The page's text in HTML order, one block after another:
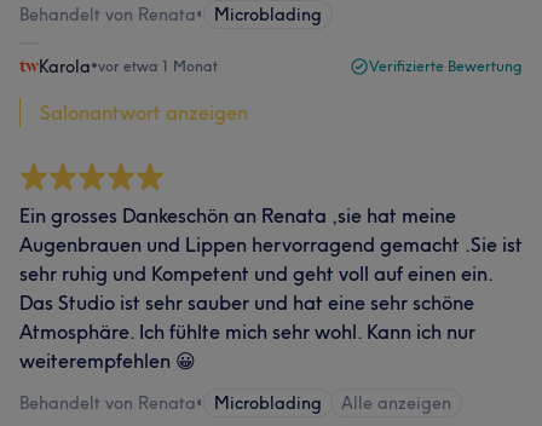
Behandelt von Renata• Microblading
Karola•vor etwa 1 Monat Verifizierte Bewertung
Salonantwort anzeigen
Ein grosses Dankeschön an Renata ,sie hat meine
Augenbrauen und Lippen hervorragend gemacht .Sie ist
sehr ruhig und Kompetent und geht voll auf einen ein.
Das Studio ist sehr sauber und hat eine sehr schöne
Atmosphäre. Ich fühlte mich sehr wohl. Kann ich nur
weiterempfehlen 😀
Behandelt von Renata• Microblading Alle anzeigen